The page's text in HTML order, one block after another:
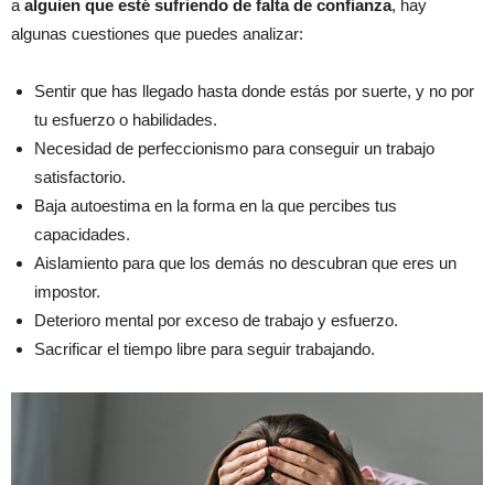
a alguien que esté sufriendo de falta de confianza, hay
algunas cuestiones que puedes analizar:
Sentir que has llegado hasta donde estás por suerte, y no por
tu esfuerzo o habilidades.
Necesidad de perfeccionismo para conseguir un trabajo
satisfactorio.
Baja autoestima en la forma en la que percibes tus
capacidades.
Aislamiento para que los demás no descubran que eres un
impostor.
Deterioro mental por exceso de trabajo y esfuerzo.
Sacrificar el tiempo libre para seguir trabajando.